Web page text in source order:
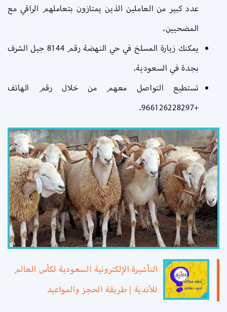
عدد كبير من العاملين الذين يمتازون بتعاملهم الراقي مع
المضحيين.
يمكنك زيارة المسلخ في حي النهضة رقم 8144 جيل الشرف
بجدة في السعودية.
تستطيع التواصل معهم من خلال رقم الهاتف
+966126228297.
التأشيرة الإلكترونية السعودية لكأس العالم
للأندية | طريقة الحجز والمواعيد